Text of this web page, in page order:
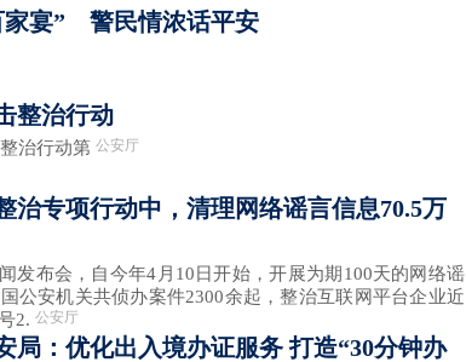
家宴” 警民情浓话平安
整治行动
行动第 公安厅
治专项行动中，清理网络谣言信息70.5万
会，自今年4月10日开始，开展为期100天的网络谣
公安机关共侦办案件2300余起，整治互联网平台企业近
2. 公安厅
局：优化出入境办证服务 打造“30分钟办